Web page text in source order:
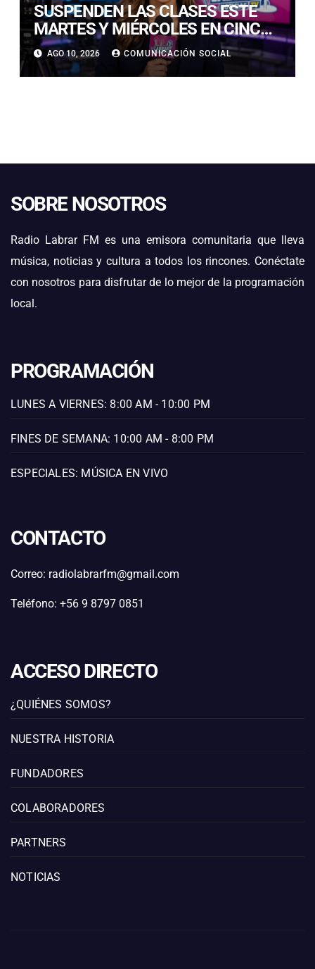
SUSPENDEN LAS CLASES ESTE
MARTES Y MIÉRCOLES EN CINCO
COMUNAS DE LAS PROVINCIAS
DE COPIAPÓ Y CHAÑARAL
AGO 10, 2026 COMUNICACIÓN SOCIAL
SOBRE NOSOTROS
Radio Labrar FM es una emisora comunitaria que lleva
música, noticias y cultura a todos los rincones. Conéctate
con nosotros para disfrutar de lo mejor de la programación
local.
PROGRAMACIÓN
LUNES A VIERNES: 8:00 AM - 10:00 PM
FINES DE SEMANA: 10:00 AM - 8:00 PM
ESPECIALES: MÚSICA EN VIVO
CONTACTO
Correo: radiolabrarfm@gmail.com
Teléfono: +56 9 8797 0851
ACCESO DIRECTO
¿QUIÉNES SOMOS?
NUESTRA HISTORIA
FUNDADORES
COLABORADORES
PARTNERS
NOTICIAS